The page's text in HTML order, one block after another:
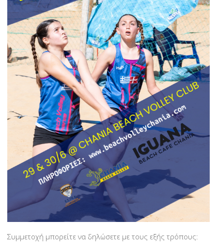
Συμμετοχή μπορείτε να δηλώσετε με τους εξής τρόπους: